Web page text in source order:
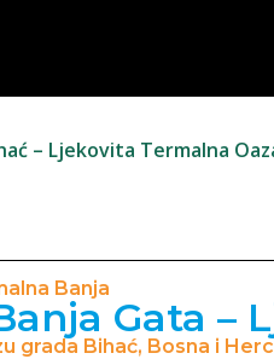
– Ljekovita Termalna
Banja
Gata –
grada Bihać, Bosna i